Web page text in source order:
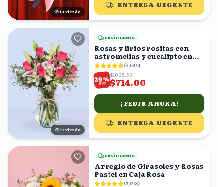
9 viendo
ENTREGA URGENTE
18 viendo
ENVÍO GRATIS
Rosas y lirios rositas con
astromelias y eucalipto en
florero (4,649)
29%
OFF
$1005.63
$714.00
¡PEDIR AHORA!
ENTREGA URGENTE
ENVÍO GRATIS
Arreglo de Girasoles y Rosas
Pastel en Caja Rosa
(2,198)